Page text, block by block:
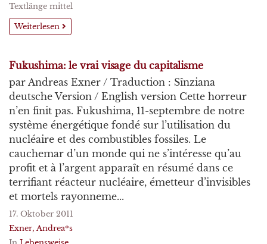
Textlänge mittel
Weiterlesen
Fukushima: le vrai visage du capitalisme
par Andreas Exner / Traduction : Sînziana
deutsche Version / English version Cette horreur
n’en finit pas. Fukushima, 11-septembre de notre
système énergétique fondé sur l’utilisation du
nucléaire et des combustibles fossiles. Le
cauchemar d’un monde qui ne s’intéresse qu’au
profit et à l’argent apparaît en résumé dans ce
terrifiant réacteur nucléaire, émetteur d’invisibles
et mortels rayonneme...
17. Oktober 2011
Exner, Andrea*s